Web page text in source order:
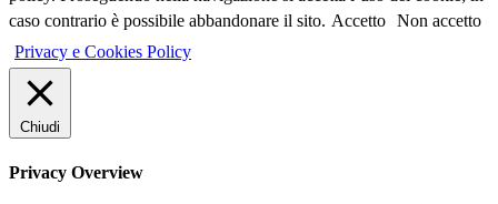
caso contrario è possibile abbandonare il sito. Accetto Non accetto
Privacy e Cookies Policy
Chiudi
Privacy Overview